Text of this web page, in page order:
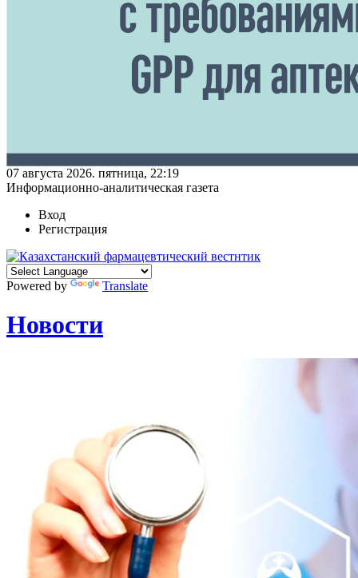
07 августа 2026. пятница, 22:19
Информационно-аналитическая газета
Вход
Регистрация
Powered by Translate
Новости